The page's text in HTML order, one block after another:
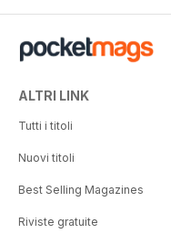
ALTRI LINK
Tutti i titoli
Nuovi titoli
Best Selling Magazines
Riviste gratuite